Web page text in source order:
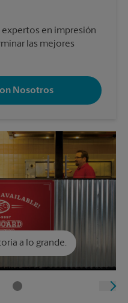
en impresión
las mejores
Nosotros
a lo grande.